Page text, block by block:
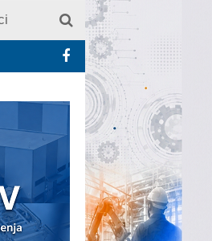
Savetovanju o elektrodistributivnim